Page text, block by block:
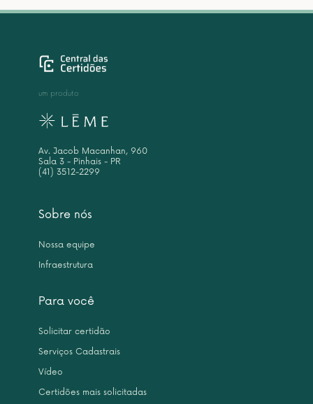
Sobre nós
Nossa equipe
Infraestrutura
Para você
Solicitar certidão
Serviços Cadastrais
Vídeo
Certidões mais solicitadas
um produto
Av. Jacob Macanhan, 960
Sala 3 - Pinhais - PR
(41) 3512-2299